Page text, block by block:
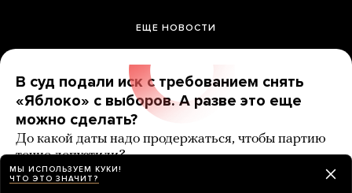
ЕЩЕ НОВОСТИ
В суд подали иск с требованием снять
«Яблоко» с выборов. А разве это еще
можно сделать?
До какой даты надо продержаться, чтобы партию
точно допустили?
РАЗБОР 7 карточек
МЫ ИСПОЛЬЗУЕМ КУКИ!
ЧТО ЭТО ЗНАЧИТ?